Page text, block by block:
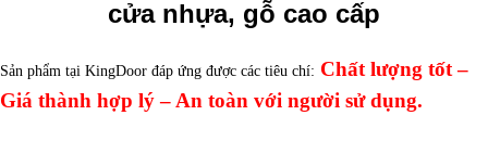
cửa nhựa, gỗ cao cấp
Sản phẩm tại KingDoor đáp ứng được các tiêu chí: Chất lượng tốt –
Giá thành hợp lý – An toàn với người sử dụng.